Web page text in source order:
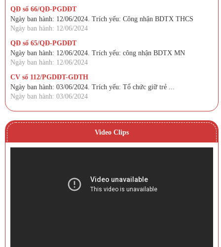
QĐ số 66/QĐ-PGDĐT
Ngày ban hành: 12/06/2024. Trích yếu: Công nhận BDTX THCS
Ngày ban hành: 12/06/2024
QĐ số 65/QĐ-PGDĐT
Ngày ban hành: 12/06/2024. Trích yếu: công nhận BDTX MN
Ngày ban hành: 12/06/2024
CV số 112/PGDĐT-GDTH
Ngày ban hành: 03/06/2024. Trích yếu: Tổ chức giữ trẻ ...
Ngày ban hành: 03/06/2024
Video Clips